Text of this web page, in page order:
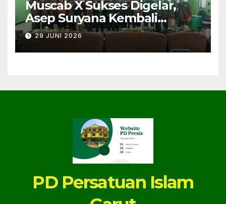
Muscab X Sukses Digelar,
Asep Suryana Kembali
Dipercaya Pimpin PC PERSIS
Karangpawitan Masa Jihad
2026–2030
29 JUNI 2026
PD Persatuan Islam